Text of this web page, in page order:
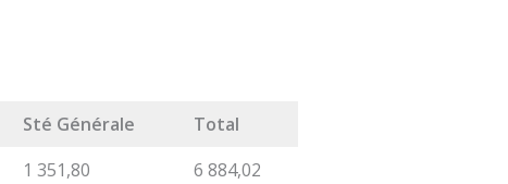
Sté Générale
Total
1 351,80
6 884,02